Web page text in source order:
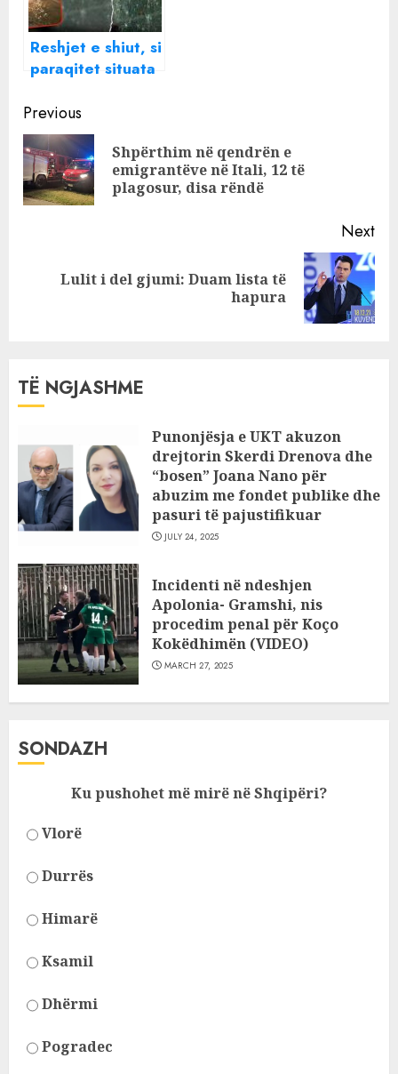
Reshjet e shiut, si
paraqitet situata
Bllokohet rruga
Skuraj-Burrel,
përmbytje në
Mirditë
Continue
Reading
Previous
Shpërthim në qendrën e
emigrantëve në Itali, 12 të
plagosur, disa rëndë
Next
Lulit i del gjumi: Duam lista të
hapura
TË NGJASHME
Punonjësja e UKT akuzon
drejtorin Skerdi Drenova dhe
“bosen” Joana Nano për
abuzim me fondet publike dhe
pasuri të pajustifikuar
JULY 24, 2025
Incidenti në ndeshjen
Apolonia- Gramshi, nis
procedim penal për Koço
Kokëdhimën (VIDEO)
MARCH 27, 2025
SONDAZH
Ku pushohet më mirë në Shqipëri?
Vlorë
Durrës
Himarë
Ksamil
Dhërmi
Pogradec